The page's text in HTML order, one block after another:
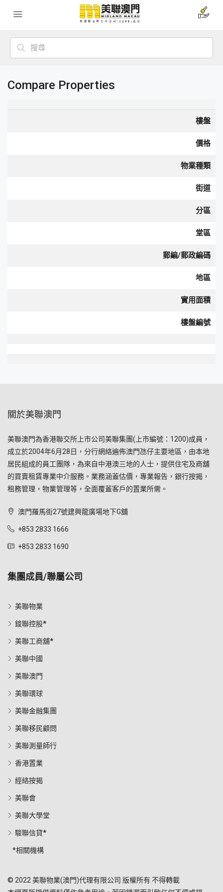
Compare Properties
樓盤
價格
物業種類
街道
分區
堂區
郵編/郵政編碼
地區
實用面積
樓盤編號
關於美聯澳門
美聯澳門為香港聯交所上市公司美聯集團(上市編號：1200)成員，
成立於2004年6月28日，分行網絡遍佈澳門氹仔主要地區，由本地
居民組成的員工團隊，為來自中港澳三地的人士，提供住宅及商舖
的買賣租賃專業中介服務。業務涵蓋估價，專業報告，銀行按揭，
租務管理，物業管理等，全面覆蓋客戶的置業所需。
澳門羅馬街27號建興龍廣場地下G舖
+853 2833 1666
+853 2833 1690
集團成員/聯屬公司
美聯物業
鋑聯控股*
美聯工商舖*
美聯中國
美聯澳門
美聯環球
美聯金融集團
美聯移民顧問
美聯測量師行
香港置業
經絡按揭
美聯會
美聯大學堂
駿聯信貸*
*相關機構
© 2022 美聯物業(澳門)代理有限公司 版權所有 不得轉載